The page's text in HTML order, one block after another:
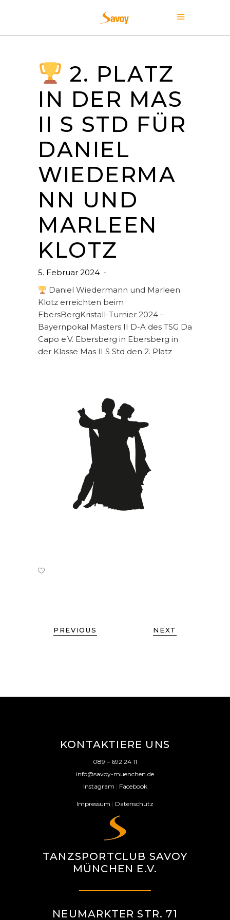
2. PLATZ
IN DER MAS
II S STD FÜR
DANIEL
WIEDERMA
NN UND
MARLEEN
KLOTZ
5. Februar 2024
Daniel Wiedermann und Marleen
Klotz erreichten beim
EbersBergKristall-Turnier 2024 –
Bayernpokal Masters II D-A des TSG Da
Capo e.V. Ebersberg in Ebersberg in
der Klasse Mas II S Std den 2. Platz
PREVIOUS NEXT
KONTAKTIERE UNS
089 – 692 24 11
info@savoy-muenchen.de
Instagram | Facebook
Impressum | Datenschutz
TANZSPORTCLUB SAVOY
MÜNCHEN E.V.
NEUMARKTER STR. 71